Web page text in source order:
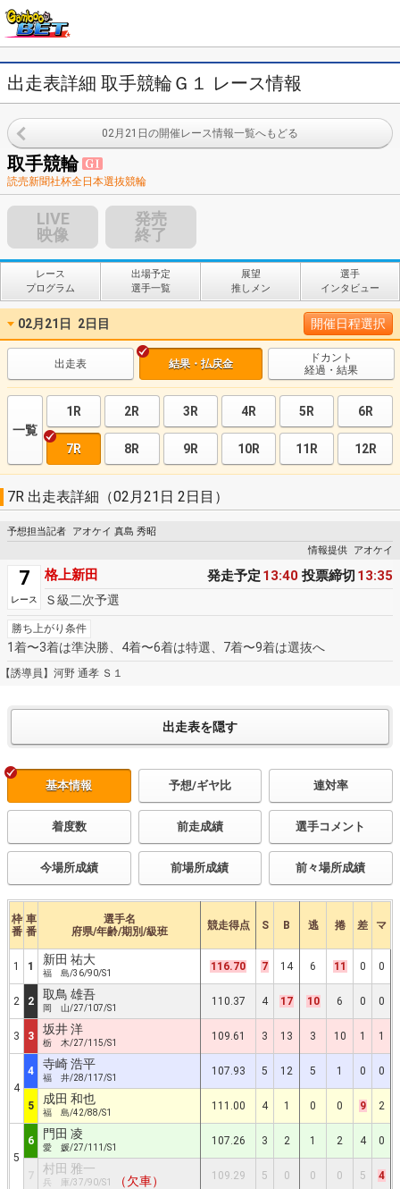
出走表詳細 取手競輪Ｇ１ レース情報
02月21日の開催レース情報一覧へもどる
取手競輪
読売新聞社杯全日本選抜競輪
LIVE
映像
発売
終了
レース
プログラム
出場予定
選手一覧
展望
推しメン
選手
インタビュー
02月21日 2日目 開催日程選択
出走表 結果・払戻金
ドカント
経過・結果
一覧
1R 2R 3R 4R 5R 6R
7R 8R 9R 10R 11R 12R
7R 出走表詳細（02月21日 2日目）
予想担当記者
アオケイ 真島 秀昭
情報提供
アオケイ
7
レース
格上新田 発走予定 13:40 投票締切 13:35
Ｓ級二次予選
勝ち上がり条件
1着〜3着は準決勝、4着〜6着は特選、7着〜9着は選抜へ
【誘導員】河野 通孝 Ｓ１
基本情報 予想/ギヤ比 連対率
着度数 前走成績 選手コメント
今場所成績 前場所成績 前々場所成績
枠
番
車
番
選手名
府県/年齢/期別/級班
競走得点 S B 逃 捲 差 マ
1 1 新田 祐大
福 島/36/90/S1
116.70 7 14 6 11 0 0
2 2 取鳥 雄吾
岡 山/27/107/S1
110.37 4 17 10 6 0 0
3 3 坂井 洋
栃 木/27/115/S1
109.61 3 13 3 10 1 1
4
4 寺崎 浩平
福 井/28/117/S1
107.93 5 12 5 1 0 0
5 成田 和也
福 島/42/88/S1
111.00 4 1 0 0 9 2
5
6 門田 凌
愛 媛/27/111/S1
107.26 3 2 1 2 4 0
7 村田 雅一
兵 庫/37/90/S1 （欠車） 109.29 5 0 0 0 5 4